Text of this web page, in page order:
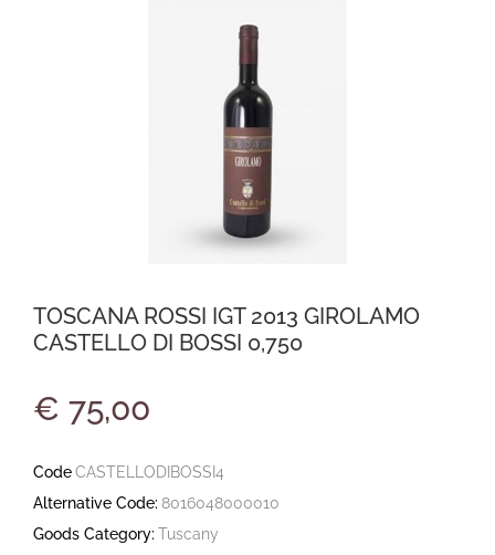
TOSCANA ROSSI IGT 2013 GIROLAMO
CASTELLO DI BOSSI 0,750
€ 75,00
CodeCASTELLODIBOSSI4
Alternative Code: 8016048000010
Goods Category: Tuscany